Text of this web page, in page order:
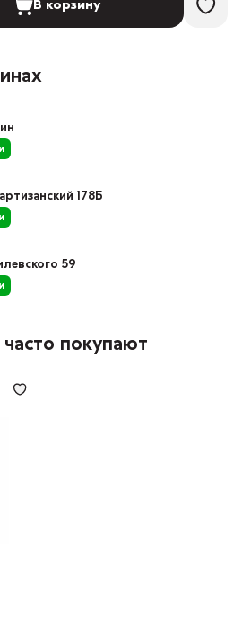
В корзину
178Б
59
покупают